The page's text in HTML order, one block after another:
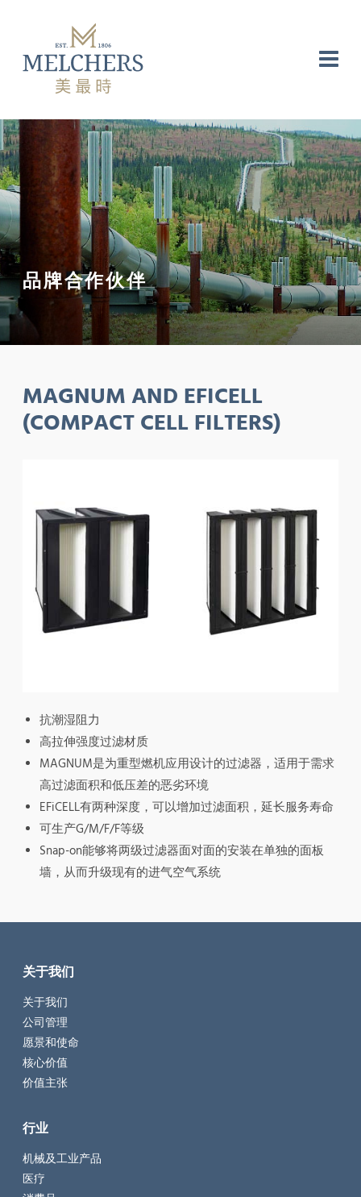
品牌合作伙伴
MAGNUM AND EFICELL
(COMPACT CELL FILTERS)
抗潮湿阻力
高拉伸强度过滤材质
MAGNUM是为重型燃机应用设计的过滤器，适用于需求
高过滤面积和低压差的恶劣环境
EFiCELL有两种深度，可以增加过滤面积，延长服务寿命
可生产G/M/F/F等级
Snap-on能够将两级过滤器面对面的安装在单独的面板
墙，从而升级现有的进气空气系统
关于我们
关于我们
公司管理
愿景和使命
核心价值
价值主张
行业
机械及工业产品
医疗